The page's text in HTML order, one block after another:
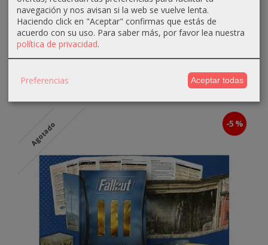
¡Novedad!
The Siege of Constantinople, 1453 AD...
133,00 €140,00 €
Agotado -5 %
navegación y nos avisan si la web se vuelve lenta.
Haciendo click en "Aceptar" confirmas que estás de
acuerdo con su uso. Para saber más, por favor lea nuestra
política de privacidad.
Preferencias Aceptar todas